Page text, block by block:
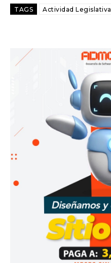
TAGS Actividad Legislativa